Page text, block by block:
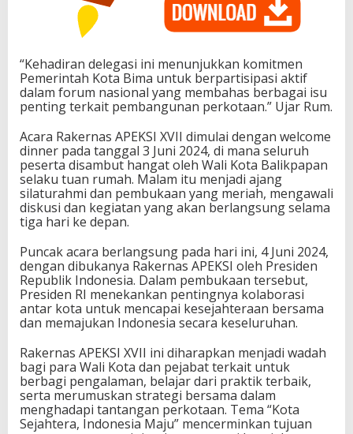
“Kehadiran delegasi ini menunjukkan komitmen
Pemerintah Kota Bima untuk berpartisipasi aktif
dalam forum nasional yang membahas berbagai isu
penting terkait pembangunan perkotaan.” Ujar Rum.
Acara Rakernas APEKSI XVII dimulai dengan welcome
dinner pada tanggal 3 Juni 2024, di mana seluruh
peserta disambut hangat oleh Wali Kota Balikpapan
selaku tuan rumah. Malam itu menjadi ajang
silaturahmi dan pembukaan yang meriah, mengawali
diskusi dan kegiatan yang akan berlangsung selama
tiga hari ke depan.
Puncak acara berlangsung pada hari ini, 4 Juni 2024,
dengan dibukanya Rakernas APEKSI oleh Presiden
Republik Indonesia. Dalam pembukaan tersebut,
Presiden RI menekankan pentingnya kolaborasi
antar kota untuk mencapai kesejahteraan bersama
dan memajukan Indonesia secara keseluruhan.
Rakernas APEKSI XVII ini diharapkan menjadi wadah
bagi para Wali Kota dan pejabat terkait untuk
berbagi pengalaman, belajar dari praktik terbaik,
serta merumuskan strategi bersama dalam
menghadapi tantangan perkotaan. Tema “Kota
Sejahtera, Indonesia Maju” mencerminkan tujuan